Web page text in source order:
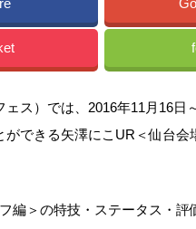
ス）では、2016年11月16日
できる矢澤にこUR＜仙台会
＞の特技・ステータス・評